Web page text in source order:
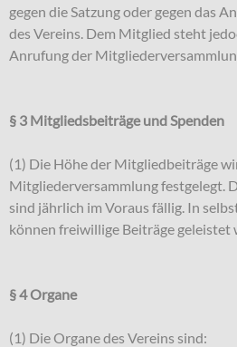
gegen die Satzung oder gegen das
des Vereins. Dem Mitglied steht
Anrufung der
§ 3 Mitgliedsbeiträge und Spenden
(1) Die Höhe der Mitgliedbeiträge
Mitgliederversammlung festgelegt.
sind jährlich im Voraus fällig. In
können freiwillige Beiträge geleistet
§ 4 Organe
(1) Die Organe des Vereins sind: